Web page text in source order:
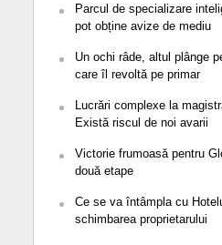
Parcul de specializare
pot obține avize de mediu
Un ochi râde, altul plânge
care îl revoltă pe primar
Lucrări complexe la
Există riscul de noi avarii
Victorie frumoasă pentru
două etape
Ce se va întâmpla cu
schimbarea proprietarului